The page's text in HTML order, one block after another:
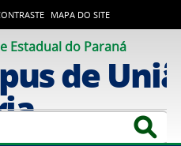
MAPA DO SITE
Estadual do Paraná
de